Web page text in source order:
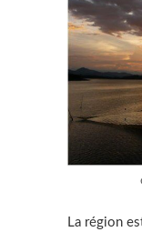
La région